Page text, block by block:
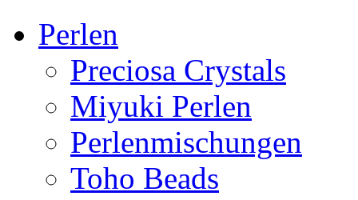
Perlen
Preciosa Crystals
Miyuki Perlen
Perlenmischungen
Toho Beads